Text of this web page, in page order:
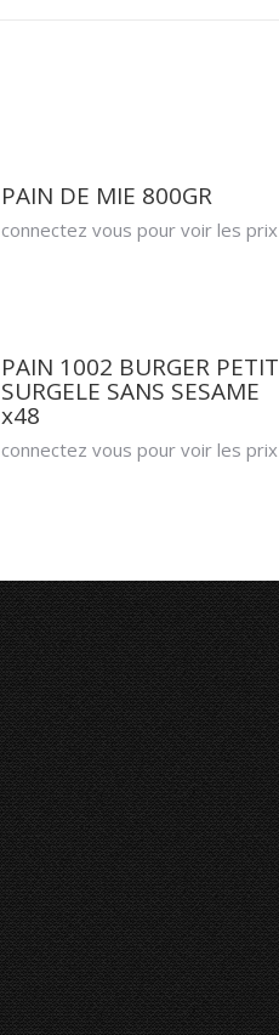
PAIN DE MIE 800GR
connectez vous pour voir les prix
PAIN 1002 BURGER PETIT
SURGELE SANS SESAME
x48
connectez vous pour voir les prix